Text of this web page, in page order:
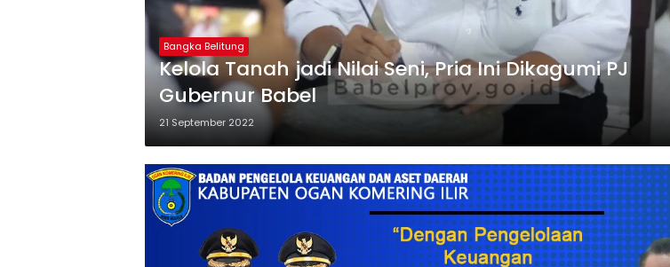
Bangka Belitung
Kelola Tanah jadi Nilai Seni, Pria Ini Dikagumi PJ
Gubernur Babel
21 September 2022